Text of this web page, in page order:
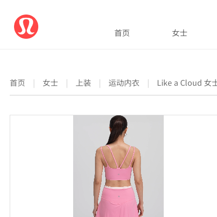
首页 女士
首页 | 女士 | 上装 | 运动内衣 | Like a Cloud 女